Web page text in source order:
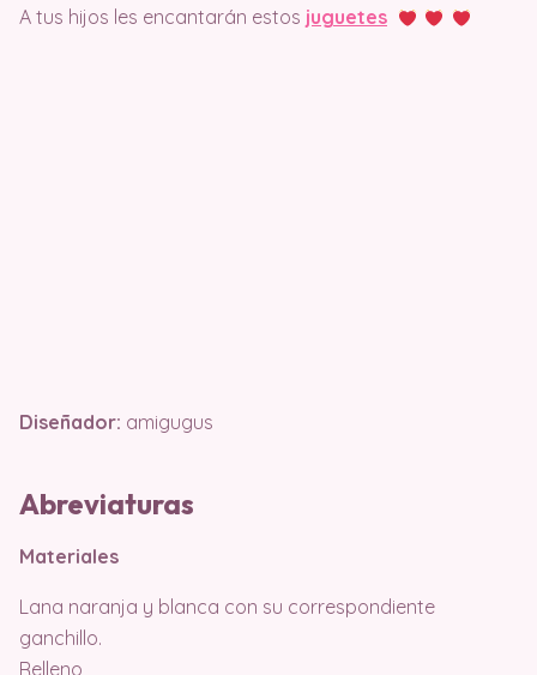
A tus hijos les encantarán estos juguetes
Diseñador: amigugus
Abreviaturas
Materiales
Lana naranja y blanca con su correspondiente
ganchillo.
Relleno